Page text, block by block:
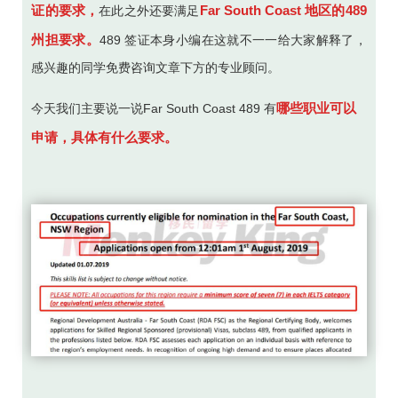
证的要求，在此之外还要满足 Far South Coast 地区的489
州担要求。489 签证本身小编在这就不一一给大家解释了，
感兴趣的同学免费咨询文章下方的专业顾问。
今天我们主要说一说Far South Coast 489 有哪些职业可以
申请，具体有什么要求。